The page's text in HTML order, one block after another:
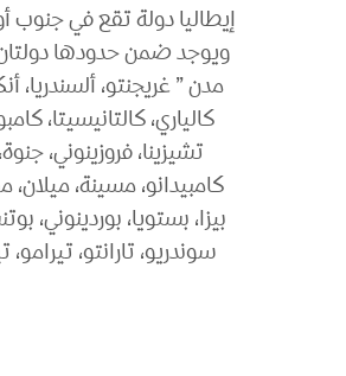
إيطاليا دولة تقع في جنوب
مدن ” غريجنتو، ألسندريا،
كالياري، كالتانيسيتا،
تشيزينا، فروزينوني،
كامبيدانو، مسينة، ميلان،
بيزا، بستويا، بوردينوني،
سوندريو، تارانتو، تيرامو،